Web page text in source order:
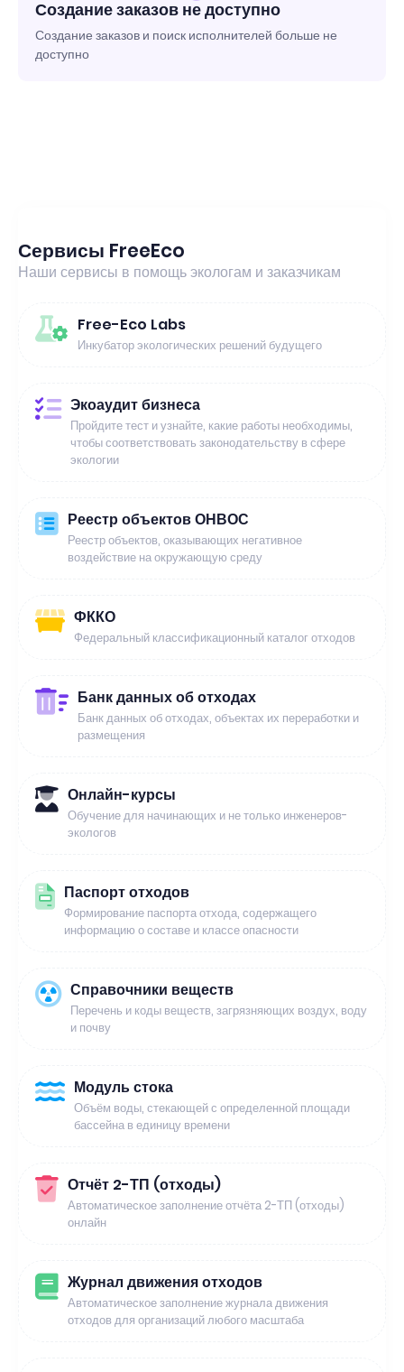
Создание заказов не доступно
Создание заказов и поиск исполнителей больше не
доступно
Сервисы FreeEco
Наши сервисы в помощь экологам и заказчикам
Free-Eco Labs
Инкубатор экологических решений будущего
Экоаудит бизнеса
Пройдите тест и узнайте, какие работы необходимы,
чтобы соответствовать законодательству в сфере
экологии
Реестр объектов ОНВОС
Реестр объектов, оказывающих негативное
воздействие на окружающую среду
ФККО
Федеральный классификационный каталог отходов
Банк данных об отходах
Банк данных об отходах, объектах их переработки и
размещения
Онлайн-курсы
Обучение для начинающих и не только инженеров-
экологов
Паспорт отходов
Формирование паспорта отхода, содержащего
информацию о составе и классе опасности
Справочники веществ
Перечень и коды веществ, загрязняющих воздух, воду
и почву
Модуль стока
Объём воды, стекающей с определенной площади
бассейна в единицу времени
Отчёт 2-ТП (отходы)
Автоматическое заполнение отчёта 2-ТП (отходы)
онлайн
Журнал движения отходов
Автоматическое заполнение журнала движения
отходов для организаций любого масштаба